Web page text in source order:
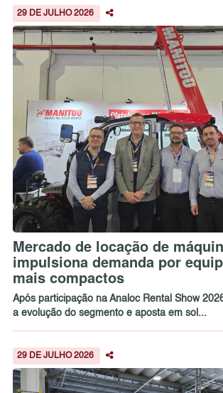
29 DE JULHO 2026
Mercado de locação de
impulsiona demanda por
mais compactos
Após participação na Analoc Rental Show
a evolução do segmento e aposta em sol...
29 DE JULHO 2026